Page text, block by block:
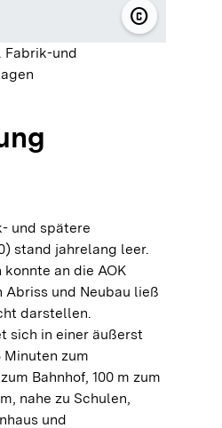
copyright
©
Fabrik-und
und spätere
stand jahrelang leer.
konnte an die AOK
und Neubau ließ
darstellen.
sich in einer äußerst
Minuten zum
Bahnhof, 100 m zum
nahe zu Schulen,
und